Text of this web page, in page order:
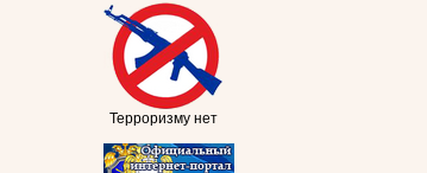
Терроризму нет